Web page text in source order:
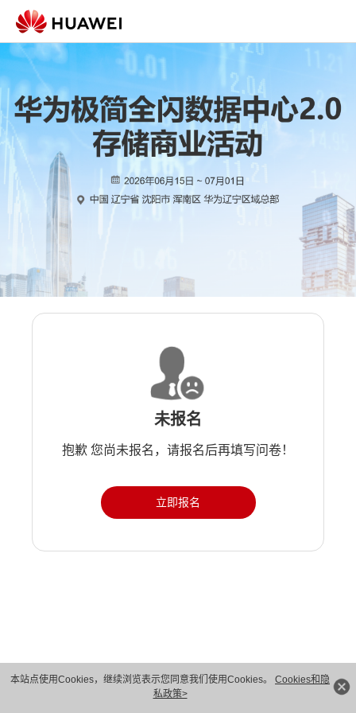
本站点使用Cookies，继续浏览表示您同意我们使用Cookies。 Cookies和隐
私政策>
未报名
抱歉 您尚未报名，请报名后再填写问卷！
立即报名
版权所有 © 华为技术有限公司 1998-2026。 保留一切权利。粤A2-20044005号
隐私保护
法律声明